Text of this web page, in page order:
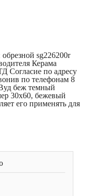
sg226200r
Керама
Согласие по адресу
по телефонам 8
беж темный
30x60, бежевый
его применять для